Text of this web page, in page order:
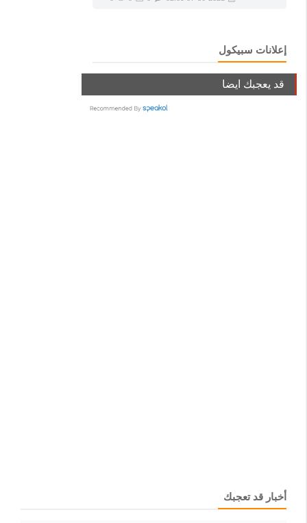
إعلانات سبيكول
قد يعجبك ايضا
أخبار قد تعجبك